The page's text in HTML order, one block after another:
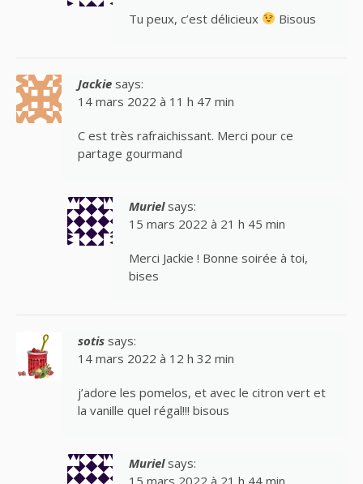
Tu peux, c’est délicieux Bisous
Jackie says:
14 mars 2022 à 11 h 47 min
C est très rafraichissant. Merci pour ce
partage gourmand
Muriel says:
15 mars 2022 à 21 h 45 min
Merci Jackie ! Bonne soirée à toi,
bises
sotis says:
14 mars 2022 à 12 h 32 min
j’adore les pomelos, et avec le citron vert et
la vanille quel régal!!! bisous
Muriel says:
15 mars 2022 à 21 h 44 min